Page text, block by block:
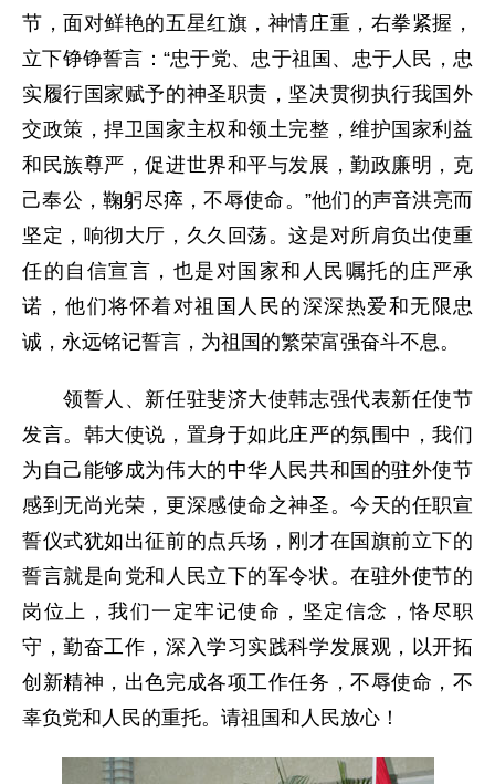
节，面对鲜艳的五星红旗，神情庄重，右拳紧握，
立下铮铮誓言：“忠于党、忠于祖国、忠于人民，忠
实履行国家赋予的神圣职责，坚决贯彻执行我国外
交政策，捍卫国家主权和领土完整，维护国家利益
和民族尊严，促进世界和平与发展，勤政廉明，克
己奉公，鞠躬尽瘁，不辱使命。”他们的声音洪亮而
坚定，响彻大厅，久久回荡。这是对所肩负出使重
任的自信宣言，也是对国家和人民嘱托的庄严承
诺，他们将怀着对祖国人民的深深热爱和无限忠
诚，永远铭记誓言，为祖国的繁荣富强奋斗不息。
领誓人、新任驻斐济大使韩志强代表新任使节
发言。韩大使说，置身于如此庄严的氛围中，我们
为自己能够成为伟大的中华人民共和国的驻外使节
感到无尚光荣，更深感使命之神圣。今天的任职宣
誓仪式犹如出征前的点兵场，刚才在国旗前立下的
誓言就是向党和人民立下的军令状。在驻外使节的
岗位上，我们一定牢记使命，坚定信念，恪尽职
守，勤奋工作，深入学习实践科学发展观，以开拓
创新精神，出色完成各项工作任务，不辱使命，不
辜负党和人民的重托。请祖国和人民放心！